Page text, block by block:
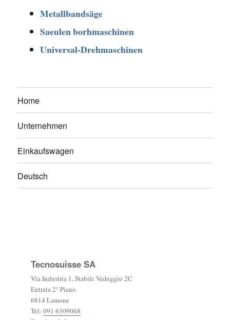
Metallbandsäge
Saeulen borhmaschinen
Universal-Drehmaschinen
Home
Unternehmen
Einkaufswagen
Deutsch
Tecnosuisse SA
Via Industria 1, Stabile Vedeggio 2C
Entrata 2° Piano
6814 Lamone
Tel:091 6309068